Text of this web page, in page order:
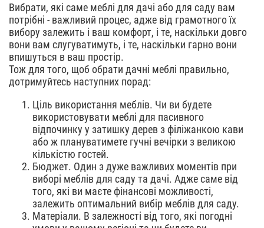
Вибрати, які саме меблі для дачі або для саду вам
потрібні - важливий процес, адже від грамотного їх
вибору залежить і ваш комфорт, і те, наскільки довго
вони вам слугуватимуть, і те, наскільки гарно вони
впишуться в ваш простір.
Тож для того, щоб обрати дачні меблі правильно,
дотримуйтесь наступних порад:
Ціль використання меблів. Чи ви будете
використовувати меблі для пасивного
відпочинку у затишку дерев з філіжанкою кави
або ж плануватимете гучні вечірки з великою
кількістю гостей.
Бюджет. Один з дуже важливих моментів при
виборі меблів для саду та дачі. Адже саме від
того, які ви маєте фінансові можливості,
залежить оптимальний вибір меблів для саду.
Матеріали. В залежності від того, які погодні